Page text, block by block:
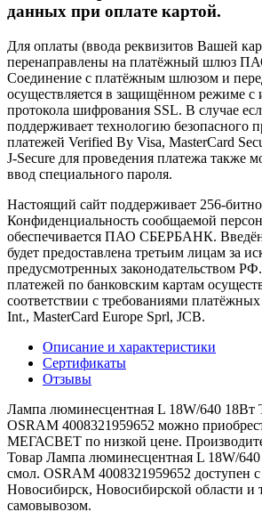
данных при оплате картой.
Для оплаты (ввода реквизитов Вашей
перенаправлены на платёжный шлюз
Соединение с платёжным шлюзом и
осуществляется в защищённом режиме с
протокола шифрования SSL. В случае
поддерживает технологию безопасного
платежей Verified By Visa, MasterCard
J-Secure для проведения платежа также
ввод специального пароля.
Настоящий сайт поддерживает 256-
Конфиденциальность сообщаемой
обеспечивается ПАО СБЕРБАНК.
будет предоставлена третьим лицам за
предусмотренных законодательством
платежей по банковским картам
соответствии с требованиями
Int., MasterCard Europe Sprl, JCB.
Описание и характеристики
Сертификаты
Отзывы
Лампа люминесцентная L 18W/640 18Вт
OSRAM 4008321959652 можно
МЕГАСВЕТ по низкой цене.
Товар Лампа люминесцентная L 18W/
смол. OSRAM 4008321959652 доступен с
Новосибирск, Новосибирской области
самовывозом.